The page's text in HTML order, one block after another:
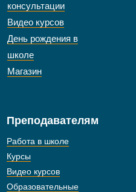
консультации
Видео курсов
День рождения в
школе
Магазин
Преподавателям
Работа в школе
Курсы
Видео курсов
Образовательные